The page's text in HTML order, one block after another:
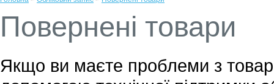
Повернені товари
Якщо ви маєте проблеми з